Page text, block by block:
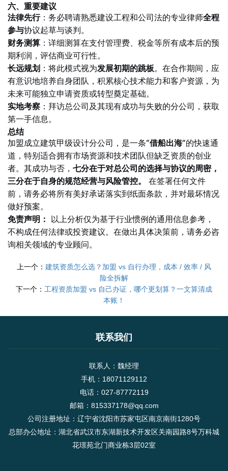
六、重要建议
法律先行：务必聘请熟悉建设工程和公司法的专业律师全程
参与协议起草与谈判。
财务测算 ：详细测算在支付管理费、税金等所有成本后的预
期利润，评估商业可行性。
长远规划 ：将此模式视为发展初期的跳板。在合作期间，应
有意识地培养自身团队，积累核心技术能力和客户资源，为
未来可能独立申请资质或转型奠定基础。
实地考察 ：拜访总公司及其现有成功与失败的分公司，获取
第一手信息。
总结
加盟成立建筑甲级设计分公司，是一条“借船出海”的快速通
道，特别适合拥有市场资源和技术团队但缺乏资质的创业
者。其成功与否， 七分在于对总公司的选择与协议的周密，
三分在于自身的规范经营与风险管控。
在签署任何文件
前，请务必将所有美好承诺落实到纸面条款，并对最坏情况
做好预案。
免责声明： 以上分析仅为基于行业惯例的通用信息参考，
不构成任何法律或投资建议。在做出具体决策前，请务必咨
询相关领域的专业顾问。
上一个： 建筑资质怎么选？加盟 vs 自行办理，成本 / 效率 / 风
险全拆解
下一个： 工程资质加盟 vs 自己办证，哪个更划算？一文算清成
本账！
联系我们
联系人：魏经理
手机：18071129112
电话：027-87772119
邮箱：815337178@qq.com
公司注册地址：辽宁省沈阳市苏家屯区南京南街1280号
总部办公地址：湖北省武汉市东湖新技术开发区关南园路8号万科城
花璟苑北门商业栋3层02室